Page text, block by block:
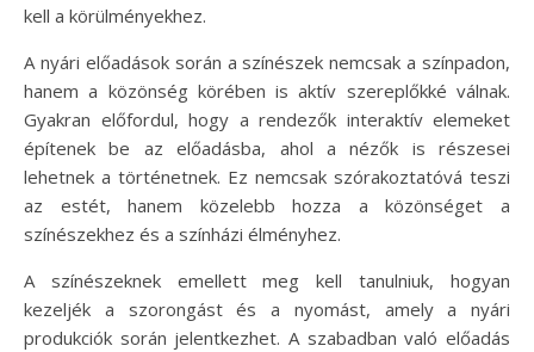
kell a körülményekhez.
A nyári előadások során a színészek nemcsak a színpadon,
hanem a közönség körében is aktív szereplőkké válnak.
Gyakran előfordul, hogy a rendezők interaktív elemeket
építenek be az előadásba, ahol a nézők is részesei
lehetnek a történetnek. Ez nemcsak szórakoztatóvá teszi
az estét, hanem közelebb hozza a közönséget a
színészekhez és a színházi élményhez.
A színészeknek emellett meg kell tanulniuk, hogyan
kezeljék a szorongást és a nyomást, amely a nyári
produkciók során jelentkezhet. A szabadban való előadás